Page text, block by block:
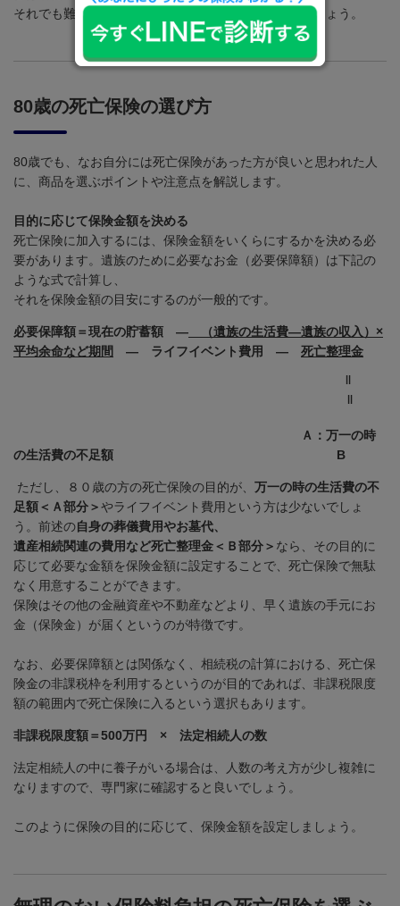
それでも難しい場合は無選択型を検討するのが良いでしょう。
80歳の死亡保険の選び方
80歳でも、なお自分には死亡保険があった方が良いと思われた人
に、商品を選ぶポイントや注意点を解説します。
目的に応じて保険金額を決める
死亡保険に加入するには、保険金額をいくらにするかを決める必
要があります。遺族のために必要なお金（必要保障額）は下記の
ような式で計算し、
それを保険金額の目安にするのが一般的です。
必要保障額＝現在の貯蓄額 ― （遺族の生活費―遺族の収入）×
平均余命など期間 ― ライフイベント費用 ― 死亡整理金
Ａ：万一の時
の生活費の不足額 B
ただし、８０歳の方の死亡保険の目的が、 万一の時の生活費の不
足額＜Ａ部分＞やライフイベント費用という方は少ないでしょ
う。前述の自身の葬儀費用やお墓代、
遺産相続関連の費用など死亡整理金＜Ｂ部分＞ なら、その目的に
応じて必要な金額を保険金額に設定することで、死亡保険で無駄
なく用意することができます。
保険はその他の金融資産や不動産などより、早く遺族の手元にお
金（保険金）が届くというのが特徴です。
なお、必要保障額とは関係なく、相続税の計算における、死亡保
険金の非課税枠を利用するというのが目的であれば、非課税限度
額の範囲内で死亡保険に入るという選択もあります。
非課税限度額＝500万円 × 法定相続人の数
法定相続人の中に養子がいる場合は、人数の考え方が少し複雑に
なりますので、専門家に確認すると良いでしょう。
このように保険の目的に応じて、保険金額を設定しましょう。